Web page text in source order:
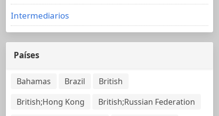
Intermediarios
Países
Bahamas Brazil
British
British;Hong Kong
British;Russian Federation